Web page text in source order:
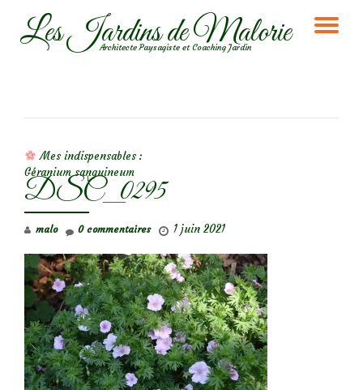
AllerLes Jardins de Malorie
Architecte Paysagiste et Coaching Jardin
Mes indispensables :
Géranium sanguineum
DSC_0295
malo 1 juin 2021
0 commentaires